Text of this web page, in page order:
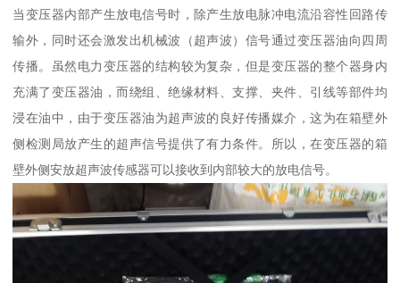
当变压器内部产生放电信号时，除产生放电脉冲电流沿容性回路传
输外，同时还会激发出机械波（超声波）信号通过变压器油向四周
传播。虽然电力变压器的结构较为复杂，但是变压器的整个器身内
充满了变压器油，而绕组、绝缘材料、支撑、夹件、引线等部件均
浸在油中，由于变压器油为超声波的良好传播媒介，这为在箱壁外
侧检测局放产生的超声信号提供了有力条件。所以，在变压器的箱
壁外侧安放超声波传感器可以接收到内部较大的放电信号。